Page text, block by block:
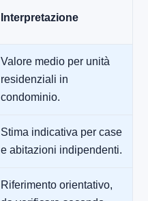
Interpretazione
Valore medio per unità
residenziali in
condominio.
Stima indicativa per case
e abitazioni indipendenti.
Riferimento orientativo,